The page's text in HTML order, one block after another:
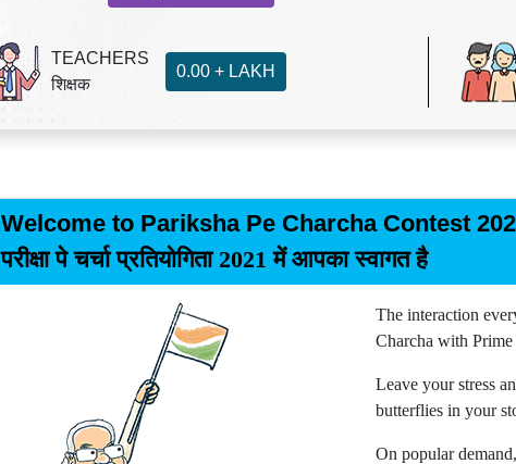
TEACHERS
शिक्षक
0.00 + LAKH
Welcome to Pariksha Pe Charcha Contest
परीक्षा पे चर्चा प्रतियोगिता 2021 में आपका स्वागत है
The interaction
Charcha with
Leave your stress
butterflies in your
On popular